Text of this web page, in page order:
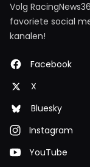
Volg
favoriete social
kanalen!
Facebook
X
Bluesky
Instagram
YouTube